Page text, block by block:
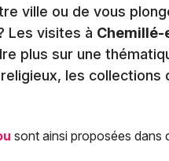
ville ou de vous
Les visites à Chemillé-
plus sur une
les
sont ainsi proposées dans